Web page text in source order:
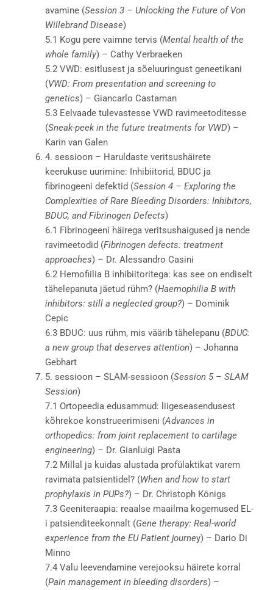
avamine (Session 3 – Unlocking the Future of Von
Willebrand Disease)
5.1 Kogu pere vaimne tervis (Mental health of the
whole family) – Cathy Verbraeken
5.2 VWD: esitlusest ja sõeluuringust geneetikani
(VWD: From presentation and screening to
genetics) – Giancarlo Castaman
5.3 Eelvaade tulevastesse VWD ravimeetoditesse
(Sneak-peek in the future treatments for VWD) –
Karin van Galen
4. sessioon – Haruldaste veritsushäirete
keerukuse uurimine: Inhibiitorid, BDUC ja
fibrinogeeni defektid (Session 4 – Exploring the
Complexities of Rare Bleeding Disorders: Inhibitors,
BDUC, and Fibrinogen Defects)
6.1 Fibrinogeeni häirega veritsushaigused ja nende
ravimeetodid (Fibrinogen defects: treatment
approaches) – Dr. Alessandro Casini
6.2 Hemofiilia B inhibiitoritega: kas see on endiselt
tähelepanuta jäetud rühm? (Haemophilia B with
inhibitors: still a neglected group?) – Dominik
Cepic
6.3 BDUC: uus rühm, mis väärib tähelepanu (BDUC:
a new group that deserves attention) – Johanna
Gebhart
5. sessioon – SLAM-sessioon (Session 5 – SLAM
Session)
7.1 Ortopeedia edusammud: liigeseasendusest
kõhrekoe konstrueerimiseni (Advances in
orthopedics: from joint replacement to cartilage
engineering) – Dr. Gianluigi Pasta
7.2 Millal ja kuidas alustada profülaktikat varem
ravimata patsientidel? (When and how to start
prophylaxis in PUPs?) – Dr. Christoph Königs
7.3 Geeniteraapia: reaalse maailma kogemused EL-
i patsienditeekonnalt (Gene therapy: Real-world
experience from the EU Patient journey) – Dario Di
Minno
7.4 Valu leevendamine verejooksu häirete korral
(Pain management in bleeding disorders) –